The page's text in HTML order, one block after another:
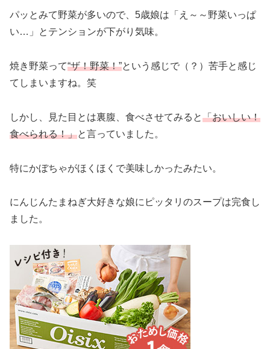
パッとみて野菜が多いので、5歳娘は「え～～野菜いっぱ
い…」とテンションが下がり気味。
焼き野菜って“ザ！野菜！”という感じで（？）苦手と感じ
てしまいますね。笑
しかし、見た目とは裏腹、食べさせてみると「おいしい！
食べられる！」と言っていました。
特にかぼちゃがほくほくで美味しかったみたい。
にんじんたまねぎ大好きな娘にピッタリのスープは完食し
ました。